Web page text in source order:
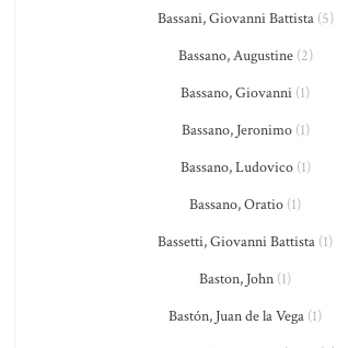
Bassani, Giovanni Battista(5)
Bassano, Augustine(2)
Bassano, Giovanni (1)
Bassano, Jeronimo(1)
Bassano, Ludovico(1)
Bassano, Oratio (1)
Bassetti, Giovanni Battista (1)
Baston, John (1)
Bastón, Juan de la Vega (1)